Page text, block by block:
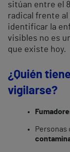
sitúan entre el
radical frente
identificar la
visibles no es
que existe hoy.
¿Quién
vigilarse?
Personas